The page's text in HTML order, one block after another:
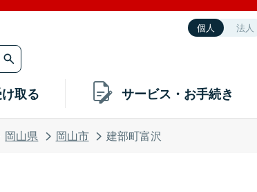
個人 法人
取る サービス・お手続き
岡山県 岡山市 建部町富沢